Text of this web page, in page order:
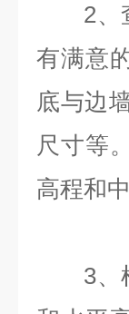
2、查
有满意
底与边
尺寸等
高程和
3、根